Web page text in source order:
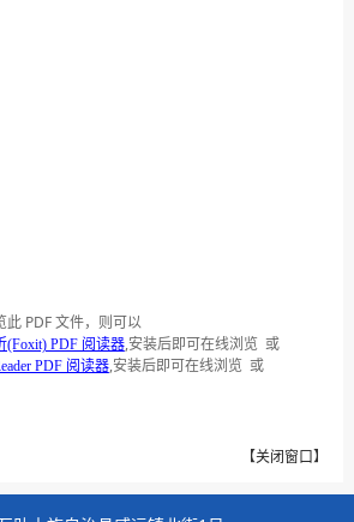
PDF 文件，则可以
(Foxit) PDF 阅读器,安装后即可在线浏览 或
PDF 阅读器,安装后即可在线浏览 或
【关闭窗口 】